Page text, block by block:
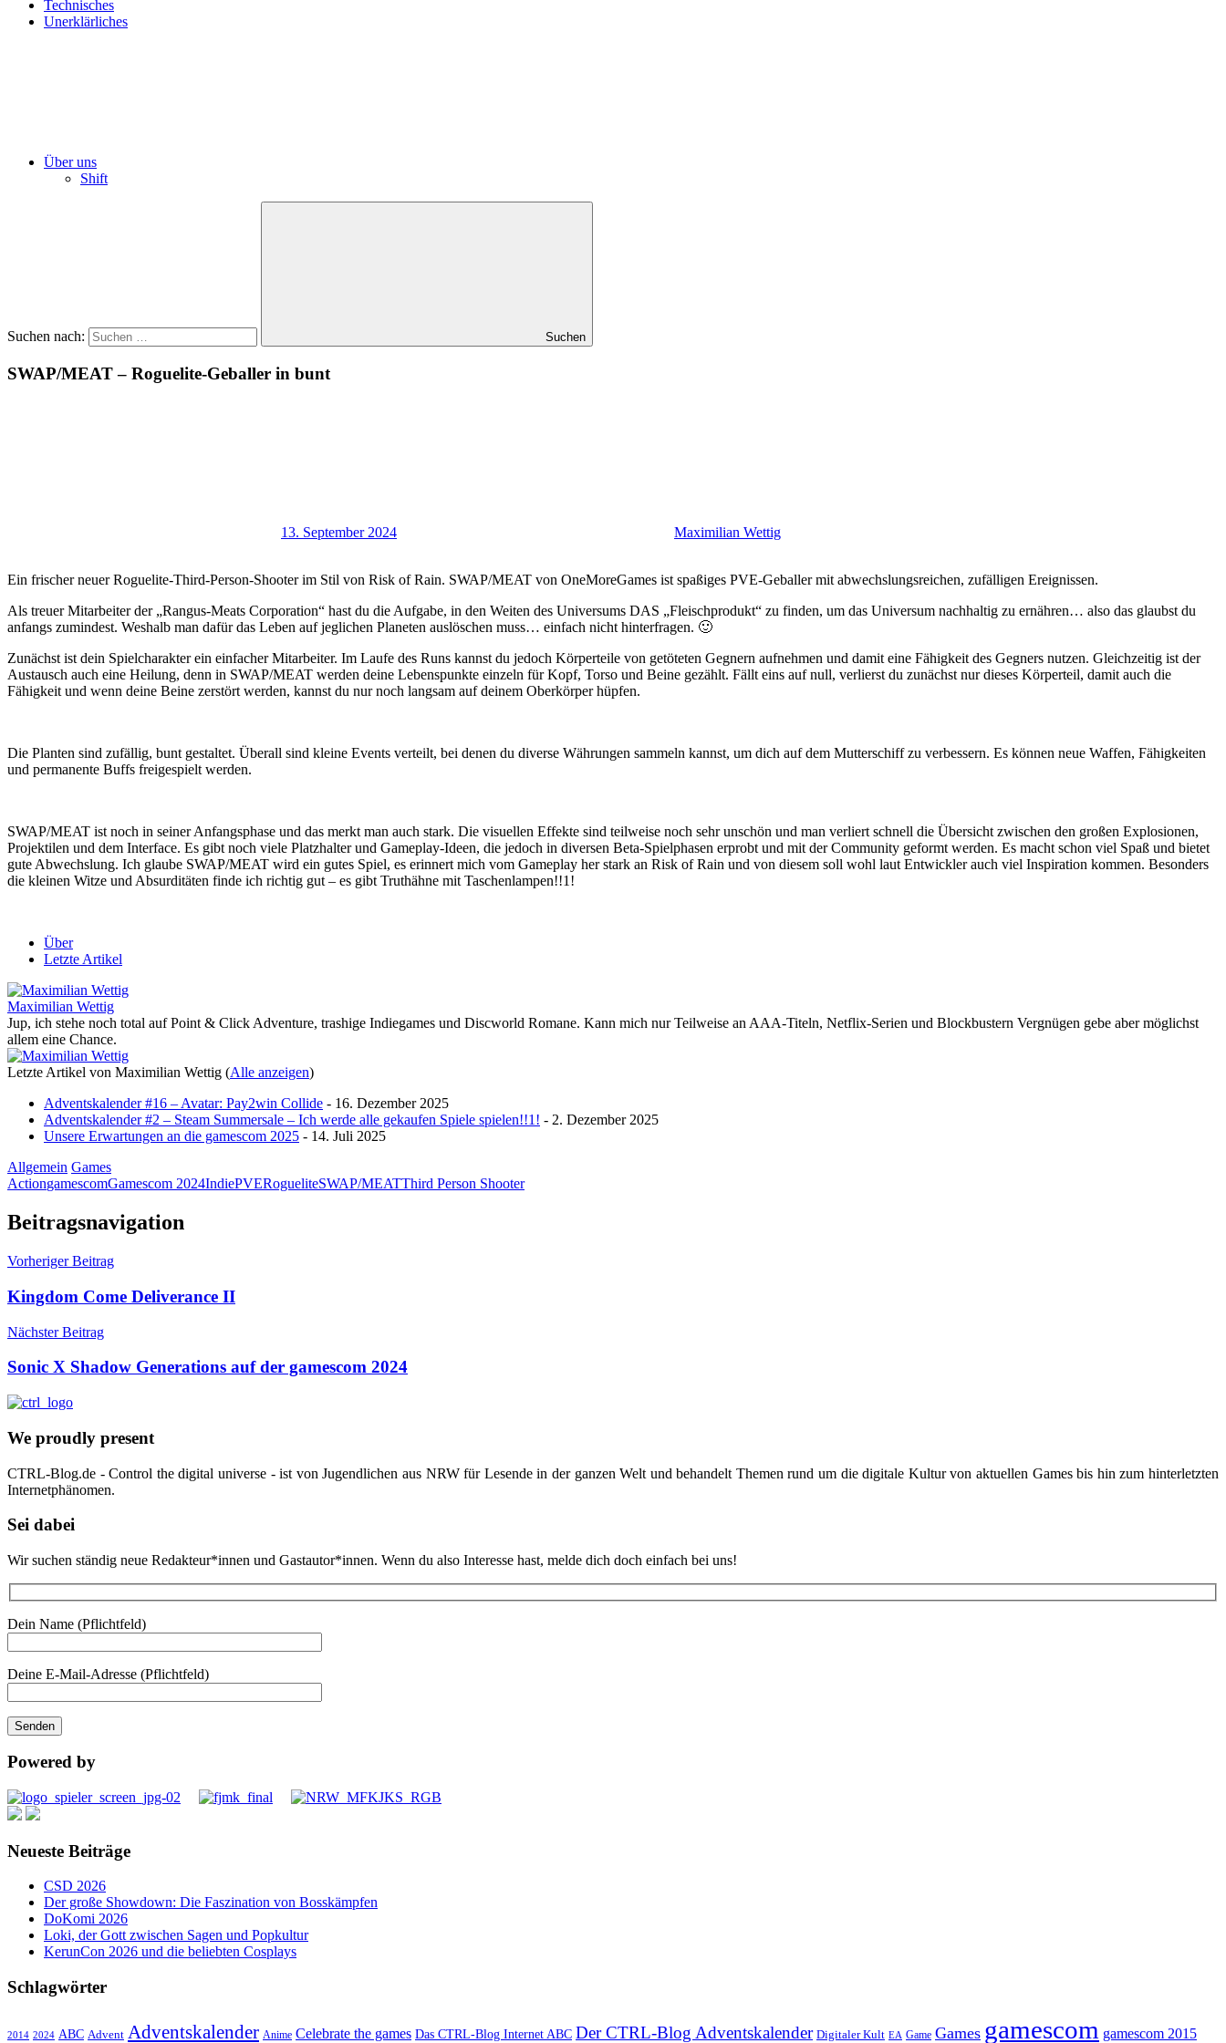
Technisches
Unerklärliches
Über uns
Shift
Suchen nach: Suchen
SWAP/MEAT – Roguelite-Geballer in bunt
13. September 2024 Maximilian Wettig
Ein frischer neuer Roguelite-Third-Person-Shooter im Stil von Risk of Rain. SWAP/MEAT von OneMoreGames ist spaßiges PVE-Geballer mit abwechslungsreichen, zufälligen Ereignissen.
Als treuer Mitarbeiter der „Rangus-Meats Corporation“ hast du die Aufgabe, in den Weiten des Universums DAS „Fleischprodukt“ zu finden, um das Universum nachhaltig zu ernähren… also das glaubst du
anfangs zumindest. Weshalb man dafür das Leben auf jeglichen Planeten auslöschen muss… einfach nicht hinterfragen. 🙂
Zunächst ist dein Spielcharakter ein einfacher Mitarbeiter. Im Laufe des Runs kannst du jedoch Körperteile von getöteten Gegnern aufnehmen und damit eine Fähigkeit des Gegners nutzen. Gleichzeitig ist der
Austausch auch eine Heilung, denn in SWAP/MEAT werden deine Lebenspunkte einzeln für Kopf, Torso und Beine gezählt. Fällt eins auf null, verlierst du zunächst nur dieses Körperteil, damit auch die
Fähigkeit und wenn deine Beine zerstört werden, kannst du nur noch langsam auf deinem Oberkörper hüpfen.
Die Planten sind zufällig, bunt gestaltet. Überall sind kleine Events verteilt, bei denen du diverse Währungen sammeln kannst, um dich auf dem Mutterschiff zu verbessern. Es können neue Waffen, Fähigkeiten
und permanente Buffs freigespielt werden.
SWAP/MEAT ist noch in seiner Anfangsphase und das merkt man auch stark. Die visuellen Effekte sind teilweise noch sehr unschön und man verliert schnell die Übersicht zwischen den großen Explosionen,
Projektilen und dem Interface. Es gibt noch viele Platzhalter und Gameplay-Ideen, die jedoch in diversen Beta-Spielphasen erprobt und mit der Community geformt werden. Es macht schon viel Spaß und bietet
gute Abwechslung. Ich glaube SWAP/MEAT wird ein gutes Spiel, es erinnert mich vom Gameplay her stark an Risk of Rain und von diesem soll wohl laut Entwickler auch viel Inspiration kommen. Besonders
die kleinen Witze und Absurditäten finde ich richtig gut – es gibt Truthähne mit Taschenlampen!!1!
Über
Letzte Artikel
Maximilian Wettig
Jup, ich stehe noch total auf Point & Click Adventure, trashige Indiegames und Discworld Romane. Kann mich nur Teilweise an AAA-Titeln, Netflix-Serien und Blockbustern Vergnügen gebe aber möglichst
allem eine Chance.
Letzte Artikel von Maximilian Wettig (Alle anzeigen)
Adventskalender #16 – Avatar: Pay2win Collide - 16. Dezember 2025
Adventskalender #2 – Steam Summersale – Ich werde alle gekaufen Spiele spielen!!1! - 2. Dezember 2025
Unsere Erwartungen an die gamescom 2025 - 14. Juli 2025
Allgemein Games
ActiongamescomGamescom 2024IndiePVERogueliteSWAP/MEATThird Person Shooter
Beitragsnavigation
Vorheriger Beitrag
Kingdom Come Deliverance II
Nächster Beitrag
Sonic X Shadow Generations auf der gamescom 2024
We proudly present
CTRL-Blog.de - Control the digital universe - ist von Jugendlichen aus NRW für Lesende in der ganzen Welt und behandelt Themen rund um die digitale Kultur von aktuellen Games bis hin zum hinterletzten
Internetphänomen.
Sei dabei
Wir suchen ständig neue Redakteur*innen und Gastautor*innen. Wenn du also Interesse hast, melde dich doch einfach bei uns!
Dein Name (Pflichtfeld)
Deine E-Mail-Adresse (Pflichtfeld)
Powered by
Neueste Beiträge
CSD 2026
Der große Showdown: Die Faszination von Bosskämpfen
DoKomi 2026
Loki, der Gott zwischen Sagen und Popkultur
KerunCon 2026 und die beliebten Cosplays
Schlagwörter
2014 2024 ABC Advent Adventskalender Anime Celebrate the games Das CTRL-Blog Internet ABC Der CTRL-Blog Adventskalender Digitaler Kult EA Game Games gamescom gamescom 2015